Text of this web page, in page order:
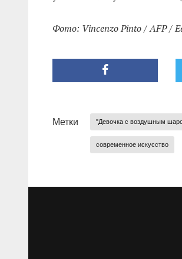
Фото: Vincenzo Pinto / AFP /
Метки "Девочка с воздушным
современное искусство